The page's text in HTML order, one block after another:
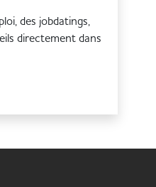
des jobdatings,
directement dans